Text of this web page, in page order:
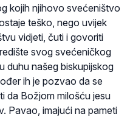
kojih njihovo svećeništvo
teško, nego uvijek
vidjeti, čuti i govoriti
svog svećeničkog
duhu našeg biskupijskog
ih je pozvao da se
da Božjom milošću jesu
Pavao, imajući na pameti